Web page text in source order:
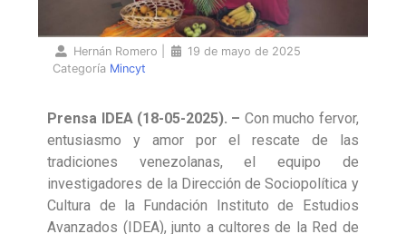
Hernán Romero
19 de mayo de 2025
Categoría Mincyt
Prensa IDEA (18-05-2025). – Con mucho fervor,
entusiasmo y amor por el rescate de las
tradiciones venezolanas, el equipo de
investigadores de la Dirección de Sociopolítica y
Cultura de la Fundación Instituto de Estudios
Avanzados (IDEA), junto a cultores de la Red de